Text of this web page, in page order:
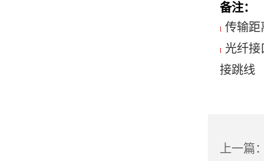
备注：
l 传输距
l
光纤接
接跳线
上一篇